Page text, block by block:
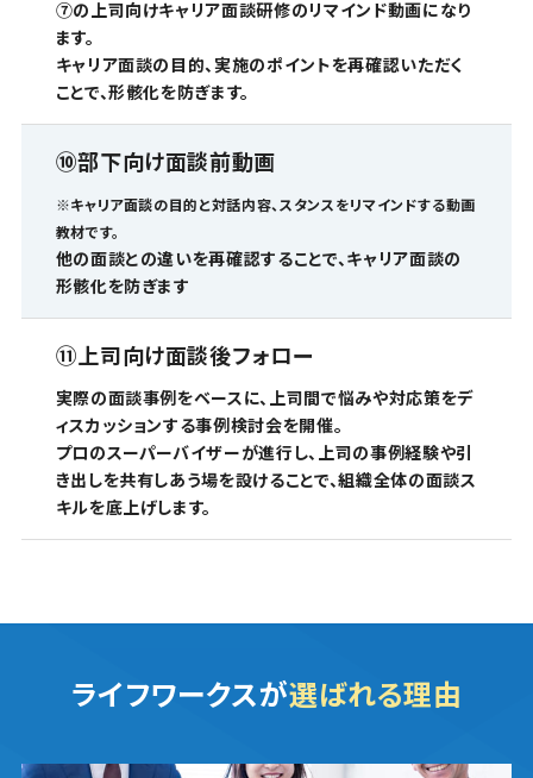
⑦の上司向けキャリア面談研修のリマインド動画になり
ます。
キャリア面談の目的、実施のポイントを再確認いただく
ことで、形骸化を防ぎます。
⑩部下向け面談前動画
※キャリア面談の目的と対話内容、スタンスをリマインドする動画
教材です。
他の面談との違いを再確認することで、キャリア面談の
形骸化を防ぎます
⑪上司向け面談後フォロー
実際の面談事例をベースに、上司間で悩みや対応策をデ
ィスカッションする事例検討会を開催。
プロのスーパーバイザーが進行し、上司の事例経験や引
き出しを共有しあう場を設けることで、組織全体の面談ス
キルを底上げします。
ライフワークスが選ばれる理由